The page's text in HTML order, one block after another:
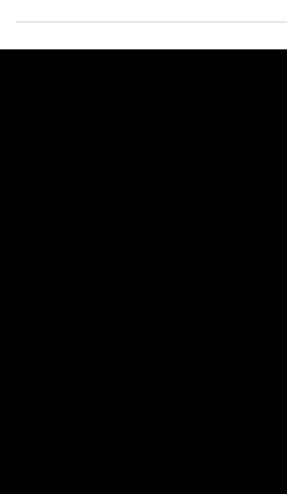
empresa debe dar su primer salto cuantitativo y
multiplicar su tamaño para poder acometer...